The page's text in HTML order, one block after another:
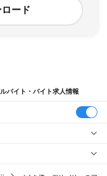
ード
バイト・バイト求人情報